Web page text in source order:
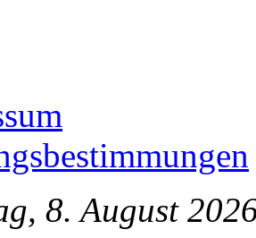
8. August